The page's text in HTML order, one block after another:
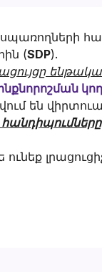
(SDP).
ենթակա
են
ունեք